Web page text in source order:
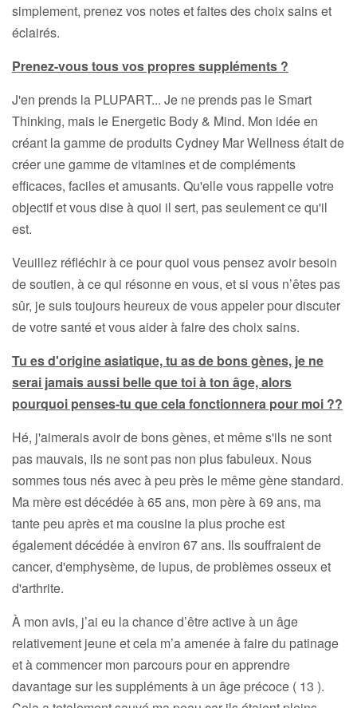
simplement, prenez vos notes et faites des choix sains et
éclairés.
Prenez-vous tous vos propres suppléments ?
J'en prends la PLUPART... Je ne prends pas le Smart
Thinking, mais le Energetic Body & Mind. Mon idée en
créant la gamme de produits Cydney Mar Wellness était de
créer une gamme de vitamines et de compléments
efficaces, faciles et amusants. Qu'elle vous rappelle votre
objectif et vous dise à quoi il sert, pas seulement ce qu'il
est.
Veuillez réfléchir à ce pour quoi vous pensez avoir besoin
de soutien, à ce qui résonne en vous, et si vous n’êtes pas
sûr, je suis toujours heureux de vous appeler pour discuter
de votre santé et vous aider à faire des choix sains.
Tu es d'origine asiatique, tu as de bons gènes, je ne
serai jamais aussi belle que toi à ton âge, alors
pourquoi penses-tu que cela fonctionnera pour moi ??
Hé, j'aimerais avoir de bons gènes, et même s'ils ne sont
pas mauvais, ils ne sont pas non plus fabuleux. Nous
sommes tous nés avec à peu près le même gène standard.
Ma mère est décédée à 65 ans, mon père à 69 ans, ma
tante peu après et ma cousine la plus proche est
également décédée à environ 67 ans. Ils souffraient de
cancer, d'emphysème, de lupus, de problèmes osseux et
d'arthrite.
À mon avis, j’ai eu la chance d’être active à un âge
relativement jeune et cela m’a amenée à faire du patinage
et à commencer mon parcours pour en apprendre
davantage sur les suppléments à un âge précoce ( 13 ).